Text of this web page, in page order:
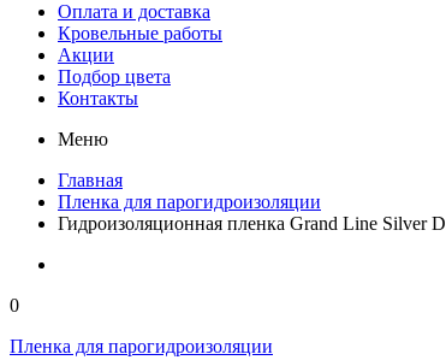
Оплата и доставка
Кровельные работы
Акции
Подбор цвета
Контакты
Меню
Главная
Пленка для парогидроизоляции
Гидроизоляционная пленка Grand Line Silver D
0
Пленка для парогидроизоляции